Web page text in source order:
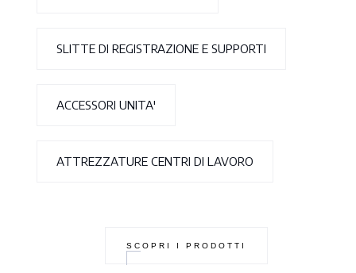
SLITTE DI REGISTRAZIONE E SUPPORTI
ACCESSORI UNITA'
ATTREZZATURE CENTRI DI LAVORO
SCOPRI I PRODOTTI